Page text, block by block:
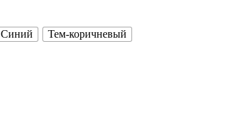
Синий
Тем-коричневый